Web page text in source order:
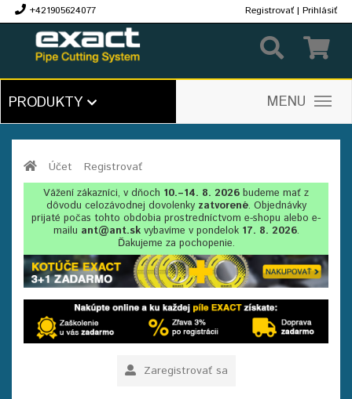
+421905624077 Registrovať | Prihlásiť
PRODUKTY MENU
Účet Registrovať
Vážení zákazníci, v dňoch 10.–14. 8. 2026 budeme mať z
dôvodu celozávodnej dovolenkyzatvorené. Objednávky
prijaté počas tohto obdobia prostredníctvom e-shopu alebo e-
mailu ant@ant.skvybavíme v pondelok 17. 8. 2026.
Ďakujeme za pochopenie.
Zaregistrovať sa